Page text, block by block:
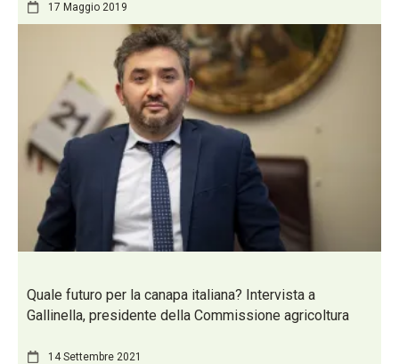
17 Maggio 2019
Quale futuro per la canapa italiana? Intervista a
Gallinella, presidente della Commissione agricoltura
14 Settembre 2021